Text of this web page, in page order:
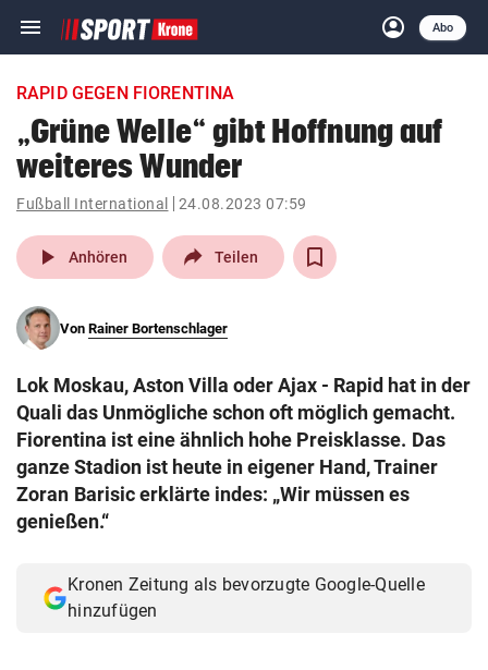
menu Navigation
ein-/ausklappen
account_circle
Anmelden
Abo
close Schließen
account_circle Anmelden
pin_drop
Wien arrow_right
search
eingeben
© Krone Multimedia GmbH & Co KG 2026
Muthgasse 2, 1190 Wien
RAPID GEGEN FIORENTINA
„Grüne Welle“ gibt Hoffnung auf
weiteres Wunder
Fußball International 24.08.2023 07:59
play_arrow Anhören Teilen
Von Rainer Bortenschlager
Lok Moskau, Aston Villa oder Ajax - Rapid hat in der
Quali das Unmögliche schon oft möglich gemacht.
Fiorentina ist eine ähnlich hohe Preisklasse. Das
ganze Stadion ist heute in eigener Hand, Trainer
Zoran Barisic erklärte indes: „Wir müssen es
genießen.“
Kronen Zeitung als bevorzugte Google-Quelle
hinzufügen